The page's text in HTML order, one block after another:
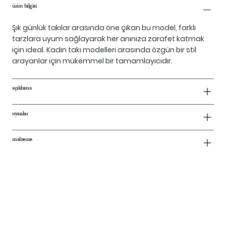
ürün bilgisi
Şık günlük takılar arasında öne çıkan bu model, farklı
tarzlara uyum sağlayarak her anınıza zarafet katmak
için ideal. Kadın takı modelleri arasında özgün bir stil
arayanlar için mükemmel bir tamamlayıcıdır.
açıklama
uyarılar
malzeme